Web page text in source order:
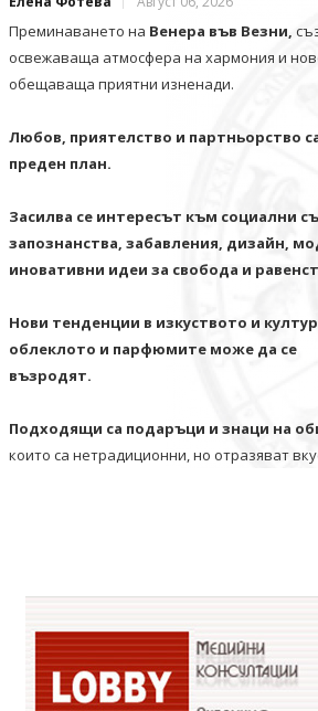
Преминаването на Венера във Везни,
освежаваща атмосфера на хармония и
обещаваща приятни изненади.
Любов, приятелство и партньорство
преден план.
Засилва се интересът към социални
запознанства, забавления, дизайн,
иновативни идеи за свобода и
Нови тенденции в изкуството и
облеклото и парфюмите може да се
възродят.
Подходящи са подаръци и знаци на
които са нетрадиционни, но отразяват